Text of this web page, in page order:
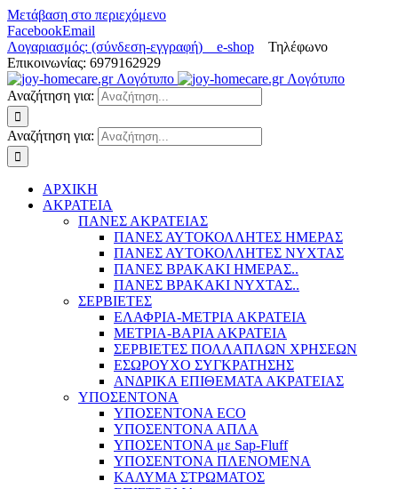
Μετάβαση στο περιεχόμενο
FacebookEmail
Λογαριασμός: (σύνδεση-εγγραφή) e-shop Τηλέφωνο
Επικοινωνίας: 6979162929
Αναζήτηση για:
Αναζήτηση για:
ΑΡΧΙΚΗ
ΑΚΡΑΤΕΙΑ
ΠΑΝΕΣ ΑΚΡΑΤΕΙΑΣ
ΠΑΝΕΣ ΑΥΤΟΚΟΛΛΗΤΕΣ ΗΜΕΡΑΣ
ΠΑΝΕΣ ΑΥΤΟΚΟΛΛΗΤΕΣ ΝΥΧΤΑΣ
ΠΑΝΕΣ ΒΡΑΚΑΚΙ ΗΜΕΡΑΣ..
ΠΑΝΕΣ ΒΡΑΚΑΚΙ ΝΥΧΤΑΣ..
ΣΕΡΒΙΕΤΕΣ
ΕΛΑΦΡΙΑ-ΜΕΤΡΙΑ ΑΚΡΑΤΕΙΑ
ΜΕΤΡΙΑ-ΒΑΡΙΑ ΑΚΡΑΤΕΙΑ
ΣΕΡΒΙΕΤΕΣ ΠΟΛΛΑΠΛΩΝ ΧΡΗΣΕΩΝ
ΕΣΩΡΟΥΧΟ ΣΥΓΚΡΑΤΗΣΗΣ
ΑΝΔΡΙΚΑ ΕΠΙΘΕΜΑΤΑ ΑΚΡΑΤΕΙΑΣ
ΥΠΟΣΕΝΤΟΝΑ
ΥΠΟΣΕΝΤΟΝΑ ECO
ΥΠΟΣΕΝΤΟΝΑ ΑΠΛΑ
ΥΠΟΣΕΝΤΟΝΑ με Sap-Fluff
ΥΠΟΣΕΝΤΟΝΑ ΠΛΕΝΟΜΕΝΑ
ΚΑΛΥΜΑ ΣΤΡΩΜΑΤΟΣ